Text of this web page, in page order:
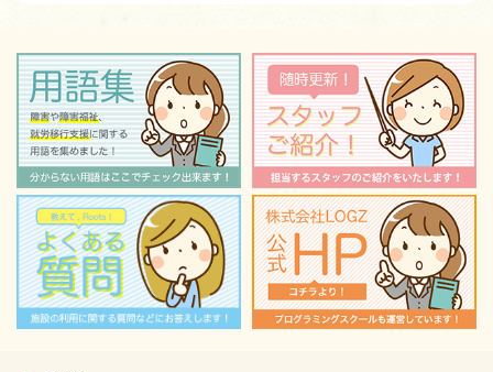
ウ
ィ
ン
ド
ウ
で
開
き
ま
す)
て
く
だ
さ
い
(新
し
い
ウ
ィ
ン
ド
ウ
で
開
き
ま
す)